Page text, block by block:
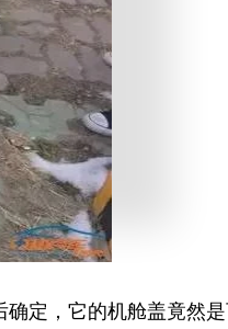
定，它的机舱盖竟然